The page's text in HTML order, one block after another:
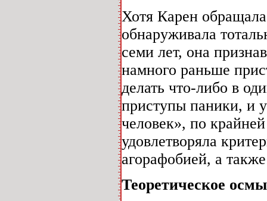
Хотя Карен
обнаруживала
семи лет, она
намного раньше
делать что-либо в
приступы паники, и
человек», по
удовлетворяла
агорафобией, а
Теоретическое